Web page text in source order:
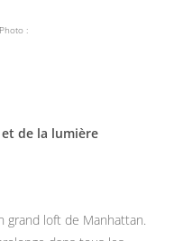
:
et de la lumière
loft de Manhattan.